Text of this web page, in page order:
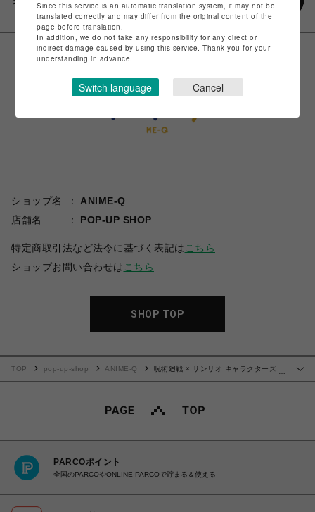
ショップ名
ANIME-Q
店舗名
POP-UP SHOP
特定商取引法など法令に基づく表記は こちら
ショップお問い合わせは こちら
SHOP TOP
TOP pop-up-shop ANIME-Q
呪術廻戦 × サンリオ キャラクターズ |
PARCOポイント
全国のPARCOやONLINE PARCOで貯まる＆使える
Since this service is an automatic translation system, it may not be
translated correctly and may differ from the original content of the
page before translation.
In addition, we do not take any responsibility for any direct or
indirect damage caused by using this service. Thank you for your
understanding in advance.
Switch language Cancel